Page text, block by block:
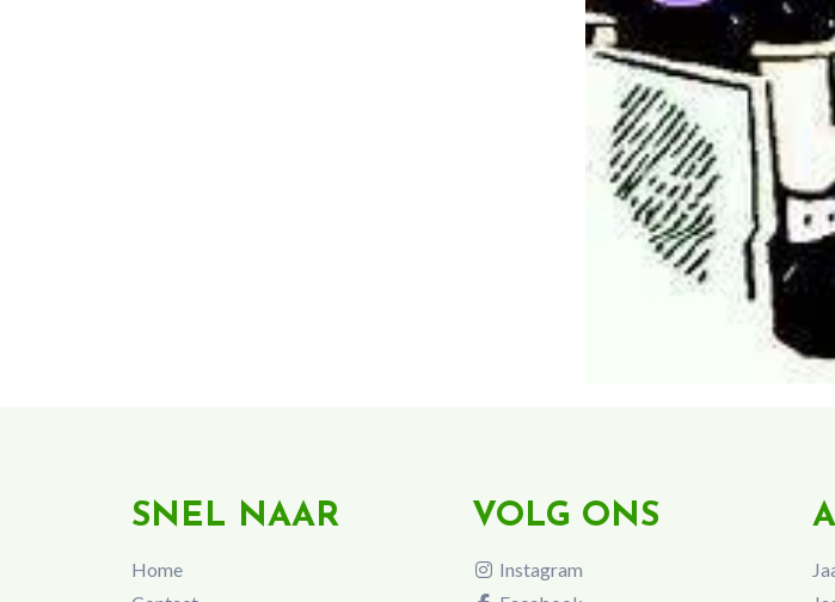
SNEL NAAR
Home
VOLG ONS
Instagram